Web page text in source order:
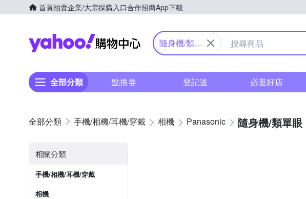
首頁拍賣企業/大宗採購入口合作招商App下載
Yahoo購物中心
隨身機/類單
全部分類 點換券 登記送 必逛好店
手機/相機/耳機/穿戴 相機 Panasonic 隨身機/類單眼
相關分類
手機/相機/耳機/穿戴
相機